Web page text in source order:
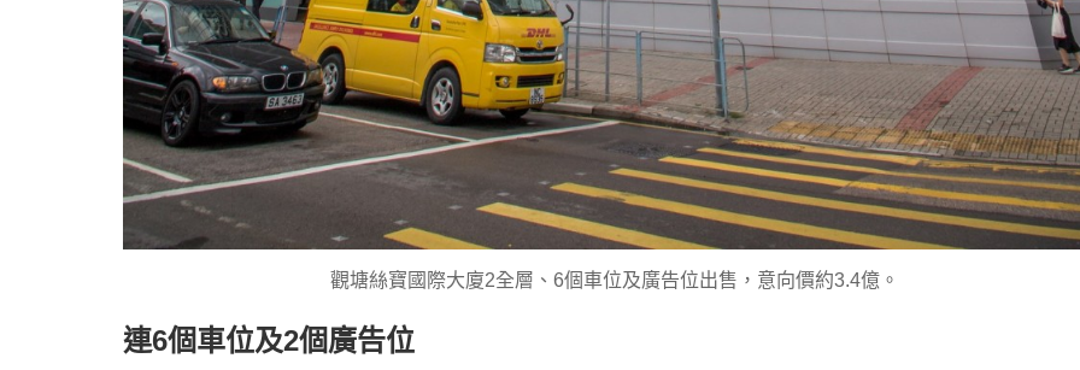
觀塘絲寶國際大廈2全層、6個車位及廣告位出售，意向價約3.4億。
連6個車位及2個廣告位